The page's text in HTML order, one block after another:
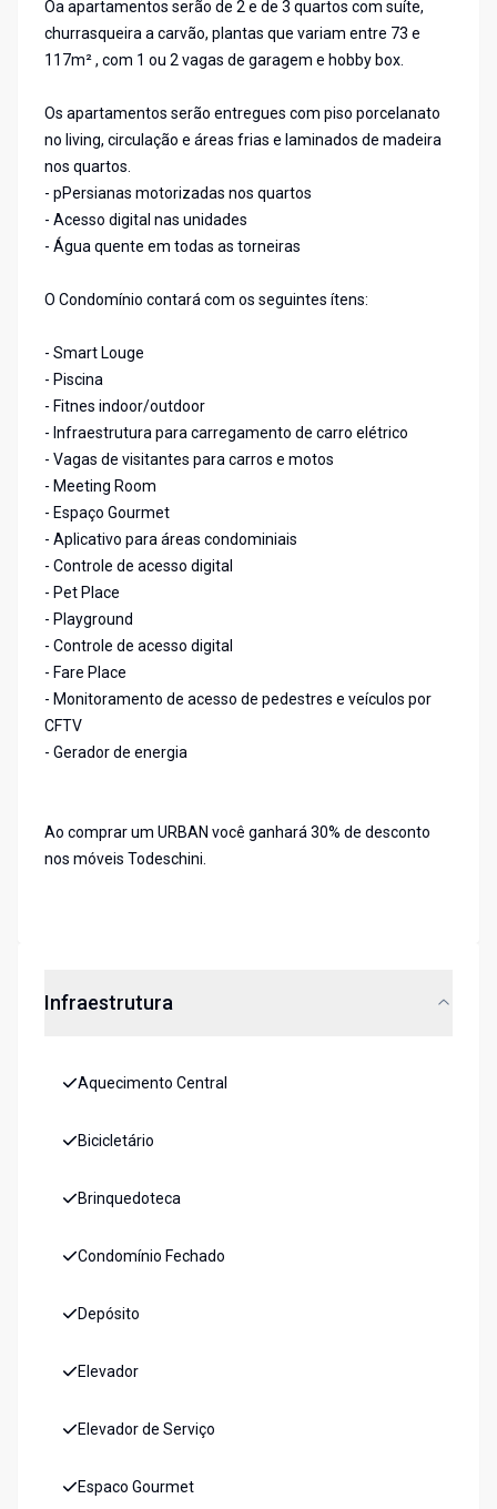
Oa apartamentos serão de 2 e de 3 quartos com suíte,
churrasqueira a carvão, plantas que variam entre 73 e
117m² , com 1 ou 2 vagas de garagem e hobby box.
Os apartamentos serão entregues com piso porcelanato
no living, circulação e áreas frias e laminados de madeira
nos quartos.
- pPersianas motorizadas nos quartos
- Acesso digital nas unidades
- Água quente em todas as torneiras
O Condomínio contará com os seguintes ítens:
- Smart Louge
- Piscina
- Fitnes indoor/outdoor
- Infraestrutura para carregamento de carro elétrico
- Vagas de visitantes para carros e motos
- Meeting Room
- Espaço Gourmet
- Aplicativo para áreas condominiais
- Controle de acesso digital
- Pet Place
- Playground
- Controle de acesso digital
- Fare Place
- Monitoramento de acesso de pedestres e veículos por
CFTV
- Gerador de energia
Ao comprar um URBAN você ganhará 30% de desconto
nos móveis Todeschini.
Infraestrutura
Aquecimento Central
Bicicletário
Brinquedoteca
Condomínio Fechado
Depósito
Elevador
Elevador de Serviço
Espaco Gourmet